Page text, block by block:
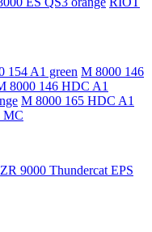
154 A1 green M 8000 146
8000 146 HDC A1
M 8000 165 HDC A1
MC
ZR 9000 Thundercat EPS